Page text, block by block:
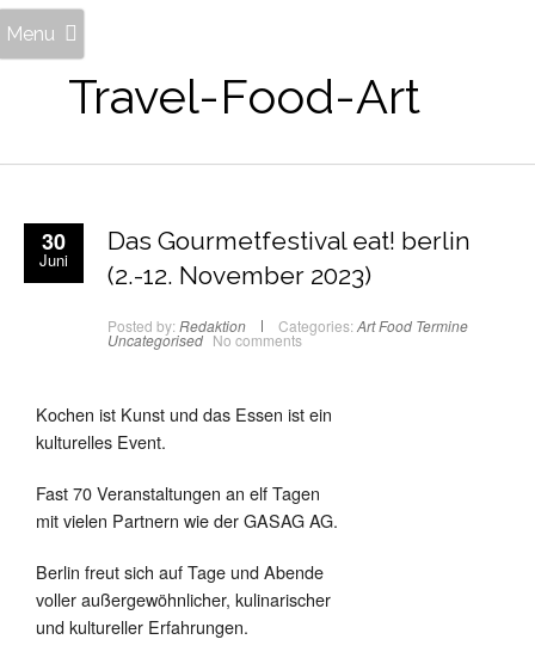
Travel-Food-Art
Menu
30
Juni
Das Gourmetfestival eat! berlin
(2.-12. November 2023)
Posted by: Redaktion Categories: ArtFood Termine
Uncategorised No comments
Kochen ist Kunst und das Essen ist ein
kulturelles Event.
Fast 70 Veranstaltungen an elf Tagen
mit vielen Partnern wie der GASAG AG.
Berlin freut sich auf Tage und Abende
voller außergewöhnlicher, kulinarischer
und kultureller Erfahrungen.